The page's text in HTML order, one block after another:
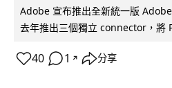
Adobe 宣布推出全新統一版
去年推出三個獨立 connector，將
40 1 ↗ 分享